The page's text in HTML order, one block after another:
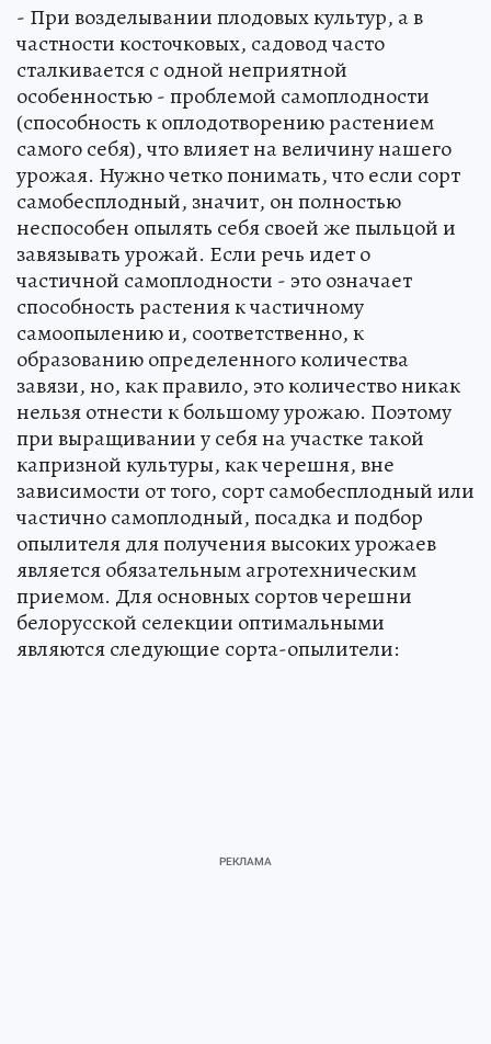
- При возделывании плодовых культур, а в
частности косточковых, садовод часто
сталкивается с одной неприятной
особенностью - проблемой самоплодности
(способность к оплодотворению растением
самого себя), что влияет на величину нашего
урожая. Нужно четко понимать, что если сорт
самобесплодный, значит, он полностью
неспособен опылять себя своей же пыльцой и
завязывать урожай. Если речь идет о
частичной самоплодности - это означает
способность растения к частичному
самоопылению и, соответственно, к
образованию определенного количества
завязи, но, как правило, это количество никак
нельзя отнести к большому урожаю. Поэтому
при выращивании у себя на участке такой
капризной культуры, как черешня, вне
зависимости от того, сорт самобесплодный или
частично самоплодный, посадка и подбор
опылителя для получения высоких урожаев
является обязательным агротехническим
приемом. Для основных сортов черешни
белорусской селекции оптимальными
являются следующие сорта-опылители: